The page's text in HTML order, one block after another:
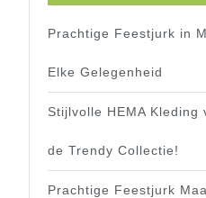
Prachtige Feestjurk in
Elke Gelegenheid
Stijlvolle HEMA Kleding
de Trendy Collectie!
Prachtige Feestjurk